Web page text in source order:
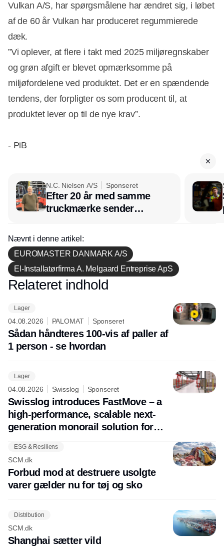
Vulkan A/S, har spørgsmålene har ændret sig, i løbet
af de 60 år Vulkan har produceret regummierede
dæk.
”Vi oplever, at flere i takt med 2025 miljøregnskaber
og grøn afgift er blevet opmærksomme på
miljøfordelene ved produktet. Det er en spændende
tendens, der forpligter os som producent til, at
produktet lever op til de nye krav”.
- PiB
N.C. Nielsen A/S Sponseret
Efter 20 år med samme
truckmærke sender
lagerchef stafetten videre
hos INOX
Nævnt i denne artikel:
EUROMASTER DANMARK A/S
El-Installatørfirma A. Melgaard Entreprise ApS
Annonce
Relateret indhold
Lager
04.08.2026 PALOMAT Sponseret
Sådan håndteres 100-vis af paller af
1 person - se hvordan
Lager
04.08.2026 Swisslog Sponseret
Swisslog introduces FastMove – a
high-performance, scalable next-
generation monorail solution for
ESG & Resiliens
SCM.dk
Forbud mod at destruere usolgte
varer gælder nu for tøj og sko
Distribution
SCM.dk
Shanghai sætter vild